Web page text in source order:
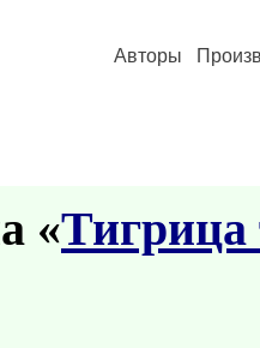
Авторы
«Тигрица